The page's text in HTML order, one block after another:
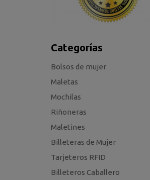
Categorías
Bolsos de mujer
Maletas
Mochilas
Riñoneras
Maletines
Billeteras de Mujer
Tarjeteros RFID
Billeteros Caballero